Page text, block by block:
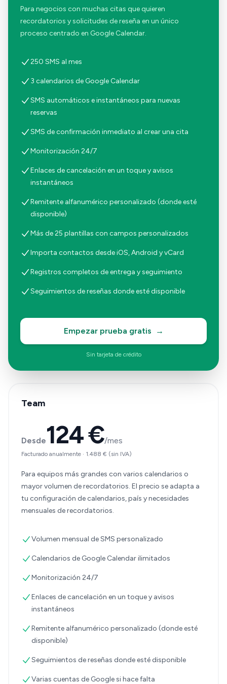
Para negocios con muchas citas que quieren
recordatorios y solicitudes de reseña en un único
proceso centrado en Google Calendar.
250 SMS al mes
3 calendarios de Google Calendar
SMS automáticos e instantáneos para nuevas
reservas
SMS de confirmación inmediato al crear una cita
Monitorización 24/7
Enlaces de cancelación en un toque y avisos
instantáneos
Remitente alfanumérico personalizado (donde esté
disponible)
Más de 25 plantillas con campos personalizados
Importa contactos desde iOS, Android y vCard
Registros completos de entrega y seguimiento
Seguimientos de reseñas donde esté disponible
Empezar prueba gratis →
Sin tarjeta de crédito
Team
Desde124 €/mes
Facturado anualmente · 1.488 € (sin IVA)
Para equipos más grandes con varios calendarios o
mayor volumen de recordatorios. El precio se adapta a
tu configuración de calendarios, país y necesidades
mensuales de recordatorios.
Volumen mensual de SMS personalizado
Calendarios de Google Calendar ilimitados
Monitorización 24/7
Enlaces de cancelación en un toque y avisos
instantáneos
Remitente alfanumérico personalizado (donde esté
disponible)
Seguimientos de reseñas donde esté disponible
Varias cuentas de Google si hace falta